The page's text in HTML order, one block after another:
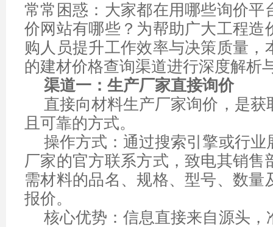
常常困惑：大家都在用哪些询价平
价网站有哪些？为帮助广大工程造
购人员提升工作效率与决策质量，
的建材价格查询渠道进行深度解析
渠道一：生产厂家直接询价
直接向材料生产厂家询价，是获
且可靠的方式。
操作方式：通过搜索引擎或行业
厂家的官方联系方式，致电其销售
需材料的品名、规格、型号、数量
报价。
核心优势：信息直接来自源头，